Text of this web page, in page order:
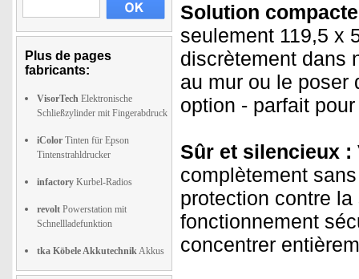
Plus de pages
fabricants:
VisorTech Elektronische
Schließzylinder mit Fingerabdruck
iColor Tinten für Epson
Tintenstrahldrucker
infactory Kurbel-Radios
revolt Powerstation mit
Schnellladefunktion
tka Köbele AkkutechnikAkkus
Solution
seulement 119,5 x
discrètement dans
au mur ou le poser
option - parfait
Sûr et silencieux :
complètement
protection contre
fonctionnement
concentrer